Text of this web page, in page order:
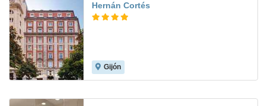
Hernán Cortés
Gijón